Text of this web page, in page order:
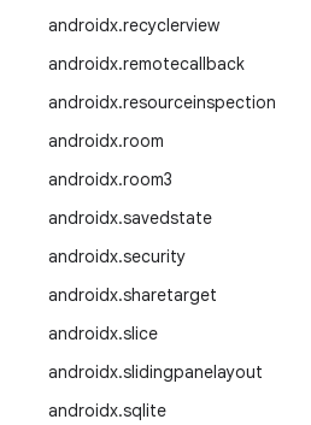
androidx.recyclerview
androidx.remotecallback
androidx.resourceinspection
androidx.room
androidx.room3
androidx.savedstate
androidx.security
androidx.sharetarget
androidx.slice
androidx.slidingpanelayout
androidx.sqlite